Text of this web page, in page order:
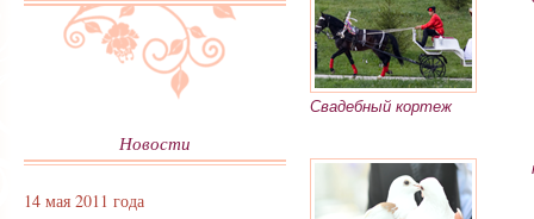
Новости
14 мая 2011 года
Свадебный кортеж